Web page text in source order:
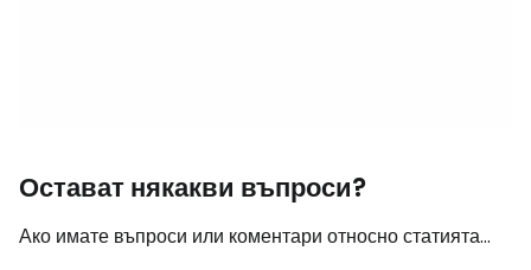
Остават някакви въпроси?
Ако имате въпроси или коментари относно статията...